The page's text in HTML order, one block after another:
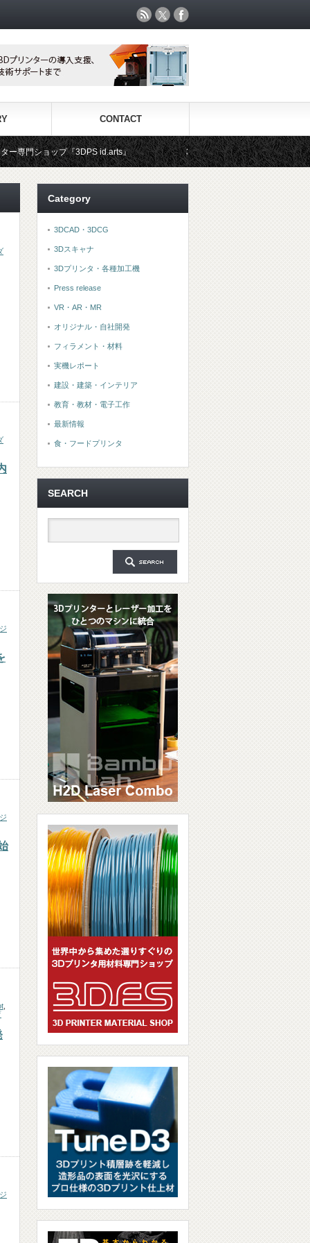
CONTACT
プ『3DPS id.arts』 3Dプリンタ用材料専門ショップ『3DFS』で
Category
3DCAD・3DCG
3Dスキャナ
3Dプリンタ・各種加工機
Press release
VR・AR・MR
オリジナル・自社開発
フィラメント・材料
実機レポート
建設・建築・インテリア
教育・教材・電子工作
最新情報
食・フードプリンタ
SEARCH